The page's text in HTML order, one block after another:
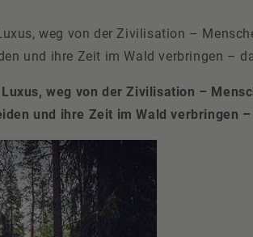
weg von der Zivilisation –
und ihre Zeit im Wald verbringen –
weg von der Zivilisation –
und ihre Zeit im Wald verbringen –